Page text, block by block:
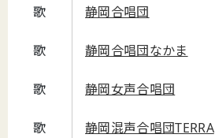
歌 静岡合唱団
歌 静岡合唱団なかま
歌 静岡女声合唱団
歌 静岡混声合唱団TERRA